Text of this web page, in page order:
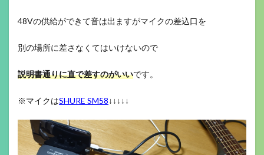
48Vの供給ができて音は出ますがマイクの差込口を
別の場所に差さなくてはいけないので
説明書通りに直で差すのがいいです。
※マイクはSHURE SM58↓↓↓↓↓